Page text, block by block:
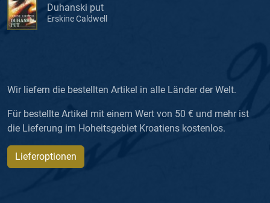
Duhanski put
Erskine Caldwell
Wir liefern die bestellten Artikel in alle Länder der Welt.
Für bestellte Artikel mit einem Wert von 50 € und mehr ist
die Lieferung im Hoheitsgebiet Kroatiens kostenlos.
Lieferoptionen